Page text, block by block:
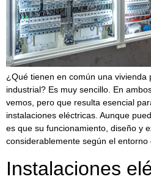
¿Qué tienen en común una vivienda
industrial? Es muy sencillo. En
vemos, pero que resulta esencial
instalaciones eléctricas. Aunque
es que su funcionamiento, diseño y
considerablemente según el
Instalaciones